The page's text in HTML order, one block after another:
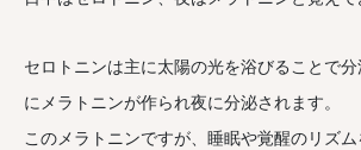
セロトニンは主に太陽の光を浴びることで
にメラトニンが作られ夜に分泌されます。
このメラトニンですが、睡眠や覚醒のリズ